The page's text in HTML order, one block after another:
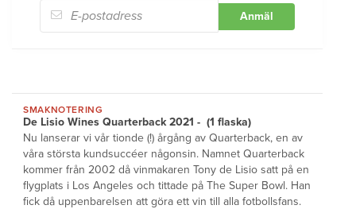
Anmäl
SMAKNOTERING
De Lisio Wines Quarterback 2021 - (1 flaska)
Nu lanserar vi vår tionde (!) årgång av Quarterback, en av
våra största kundsuccéer någonsin. Namnet Quarterback
kommer från 2002 då vinmakaren Tony de Lisio satt på en
flygplats i Los Angeles och tittade på The Super Bowl. Han
fick då uppenbarelsen att göra ett vin till alla fotbollsfans.